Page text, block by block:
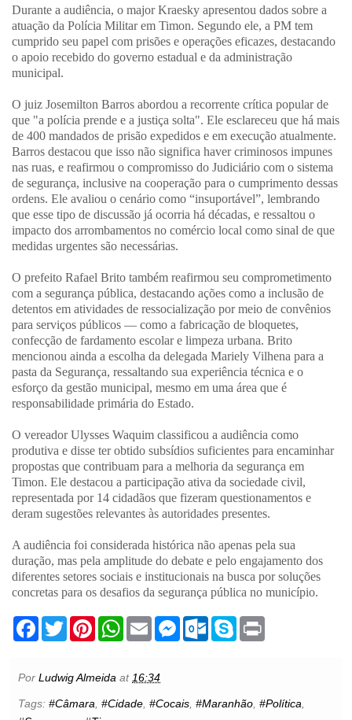
Durante a audiência, o major Kraesky apresentou dados sobre a
atuação da Polícia Militar em Timon. Segundo ele, a PM tem
cumprido seu papel com prisões e operações eficazes, destacando
o apoio recebido do governo estadual e da administração
municipal.
O juiz Josemilton Barros abordou a recorrente crítica popular de
que "a polícia prende e a justiça solta". Ele esclareceu que há mais
de 400 mandados de prisão expedidos e em execução atualmente.
Barros destacou que isso não significa haver criminosos impunes
nas ruas, e reafirmou o compromisso do Judiciário com o sistema
de segurança, inclusive na cooperação para o cumprimento dessas
ordens. Ele avaliou o cenário como “insuportável”, lembrando
que esse tipo de discussão já ocorria há décadas, e ressaltou o
impacto dos arrombamentos no comércio local como sinal de que
medidas urgentes são necessárias.
O prefeito Rafael Brito também reafirmou seu comprometimento
com a segurança pública, destacando ações como a inclusão de
detentos em atividades de ressocialização por meio de convênios
para serviços públicos — como a fabricação de bloquetes,
confecção de fardamento escolar e limpeza urbana. Brito
mencionou ainda a escolha da delegada Mariely Vilhena para a
pasta da Segurança, ressaltando sua experiência técnica e o
esforço da gestão municipal, mesmo em uma área que é
responsabilidade primária do Estado.
O vereador Ulysses Waquim classificou a audiência como
produtiva e disse ter obtido subsídios suficientes para encaminhar
propostas que contribuam para a melhoria da segurança em
Timon. Ele destacou a participação ativa da sociedade civil,
representada por 14 cidadãos que fizeram questionamentos e
deram sugestões relevantes às autoridades presentes.
A audiência foi considerada histórica não apenas pela sua
duração, mas pela amplitude do debate e pelo engajamento dos
diferentes setores sociais e institucionais na busca por soluções
concretas para os desafios da segurança pública no município.
F
b
o
k
T
w
t
e
r
P
r
s
W
s
A
p
p
E
m
l
M
e
g
e
O
k
.
S
Por Ludwig Almeida at 16:34
Tags: #Câmara #Cidade #Cocais #Maranhão #Política